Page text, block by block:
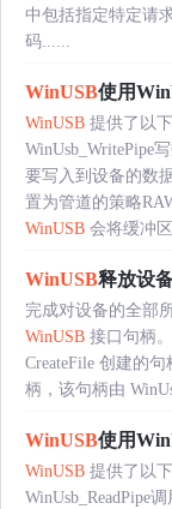
中包括指定特定请
码......
WinUSB使用
WinUSB 提供了以
WinUsb_WritePipe
要写入到设备的数
置为管道的策略
WinUSB 会将缓冲
WinUSB释放设
完成对设备的全部
WinUSB 接口句柄
CreateFile 创建的句
柄，该句柄由
WinUSB使用
WinUSB 提供了以
WinUsb_ReadPipe